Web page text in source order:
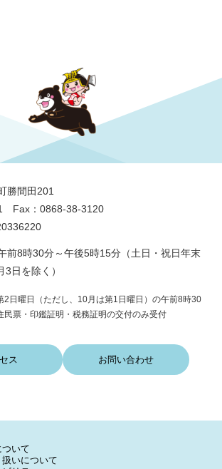
勝間田201
Fax：0868-38-3120
前8時30分～午後5時15分（土日・祝日年末
日を除く）
日曜日（ただし、10月は第1日曜日）の午前8時30
民票・印鑑証明・税務証明の交付のみ受付
ス お問い合わせ
いて
いについて